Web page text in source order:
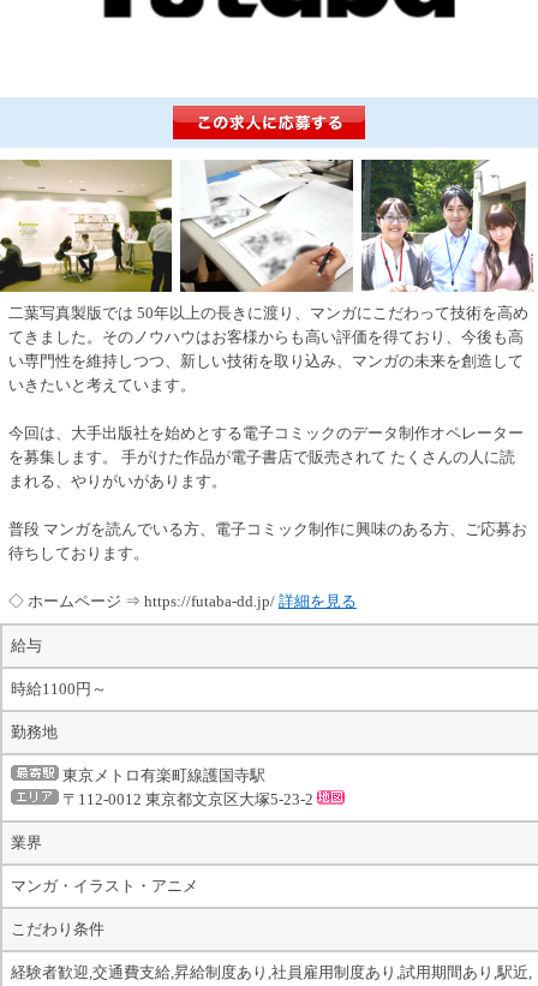
二葉写真製版では 50年以上の長きに渡り、マンガにこだわって技術を高め
てきました。そのノウハウはお客様からも高い評価を得ており、今後も高
い専門性を維持しつつ、新しい技術を取り込み、マンガの未来を創造して
いきたいと考えています。
今回は、大手出版社を始めとする電子コミックのデータ制作オペレーター
を募集します。 手がけた作品が電子書店で販売されて たくさんの人に読
まれる、やりがいがあります。
普段 マンガを読んでいる方、電子コミック制作に興味のある方、ご応募お
待ちしております。
◇ ホームページ ⇒ https://futaba-dd.jp/ 詳細を見る
給与
時給1100円～
勤務地
東京メトロ有楽町線護国寺駅
〒112-0012 東京都文京区大塚5-23-2
業界
マンガ・イラスト・アニメ
こだわり条件
経験者歓迎,交通費支給,昇給制度あり,社員雇用制度あり,試用期間あり,駅近,